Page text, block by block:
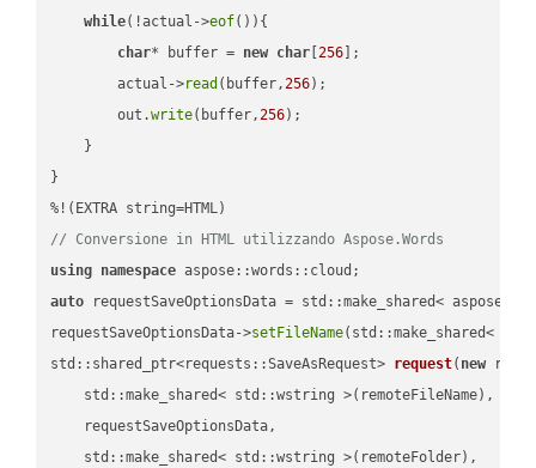
while(!actual->eof()){
char* buffer = new char [256 ];
        actual->
read (buffer,256);
        out.
write(buffer,256);
    }
}
// Conversione in HTML utilizzando Aspose.Words
using namespace
auto requestSaveOptionsData = std::make_shared<
requestSaveOptionsData->setFileName(std::make_shared<
std::shared_ptr<requests::SaveAsRequest> request( new
    std::make_shared< std::wstring >(remoteFileName),
    requestSaveOptionsData,
    std::make_shared< std::wstring >(remoteFolder),